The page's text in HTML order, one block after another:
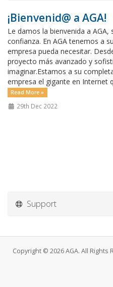
¡Bienvenid@ a AGA!
Le damos la bienvenida a
confianza. En AGA tenemos a
empresa pueda necesitar.
proyecto más avanzado y
imaginar.Estamos a su
empresa el gigante en Internet
Read More »
29th Dec 2022
Support
Copyright © 2026 AGA. All Rights